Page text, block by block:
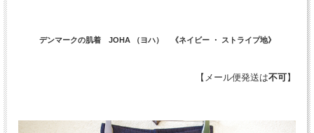
デンマークの肌着 JOHA （ヨハ） 《ネイビー ・ ストライプ地》
【メール便発送は不可】